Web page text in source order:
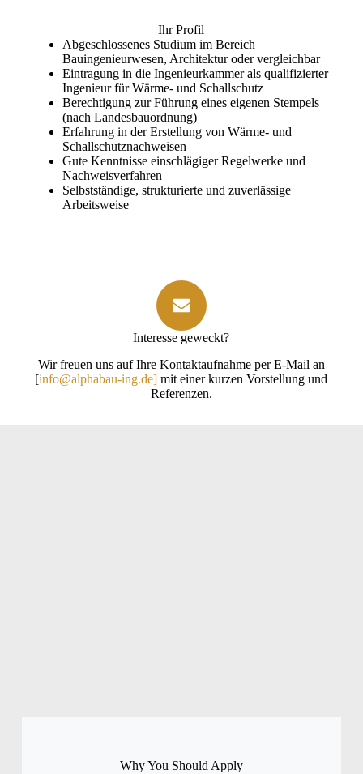
Ihr Profil
Abgeschlossenes Studium im Bereich
Bauingenieurwesen, Architektur oder vergleichbar
Eintragung in die Ingenieurkammer als qualifizierter
Ingenieur für Wärme- und Schallschutz
Berechtigung zur Führung eines eigenen Stempels
(nach Landesbauordnung)
Erfahrung in der Erstellung von Wärme- und
Schallschutznachweisen
Gute Kenntnisse einschlägiger Regelwerke und
Nachweisverfahren
Selbstständige, strukturierte und zuverlässige
Arbeitsweise
Interesse geweckt?
Wir freuen uns auf Ihre Kontaktaufnahme per E-Mail an
[info@alphabau-ing.de] mit einer kurzen Vorstellung und
Referenzen.
Why You Should Apply